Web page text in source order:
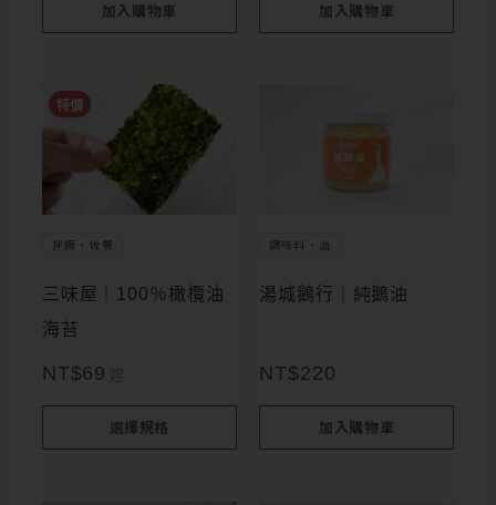
加入購物車 加入購物車
拌飯・佐餐
特價
三味屋｜100％橄欖油
海苔
NT$69
選擇規格
此
產
有
多
可
產
調味料・油
湯城鵝行｜純鵝油
NT$220
加入購物車